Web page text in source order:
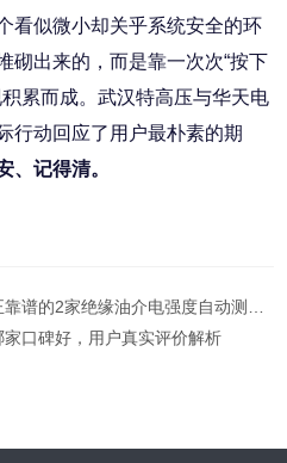
看似微小却关乎系统安全的环
砌出来的，而是靠一次次“按下
累而成。武汉特高压与华天电
行动回应了用户最朴素的期
、记得清。
绝缘油介电强度自动测试仪生产厂家在这！
口碑好，用户真实评价解析